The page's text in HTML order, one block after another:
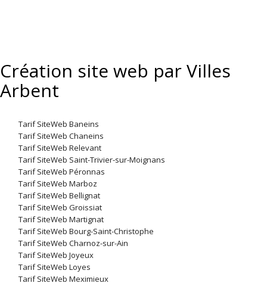
Création site web par Villes
Arbent
Tarif SiteWeb Baneins
Tarif SiteWeb Chaneins
Tarif SiteWeb Relevant
Tarif SiteWeb Saint-Trivier-sur-Moignans
Tarif SiteWeb Péronnas
Tarif SiteWeb Marboz
Tarif SiteWeb Bellignat
Tarif SiteWeb Groissiat
Tarif SiteWeb Martignat
Tarif SiteWeb Bourg-Saint-Christophe
Tarif SiteWeb Charnoz-sur-Ain
Tarif SiteWeb Joyeux
Tarif SiteWeb Loyes
Tarif SiteWeb Meximieux